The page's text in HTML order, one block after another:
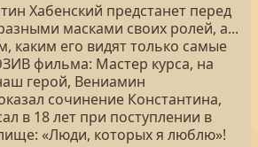
Хабенский предстанет перед
масками своих ролей, а...
каким его видят только самые
фильма: Мастер курса, на
герой, Вениамин
сочинение Константина,
в 18 лет при поступлении в
«Люди, которых я люблю»!